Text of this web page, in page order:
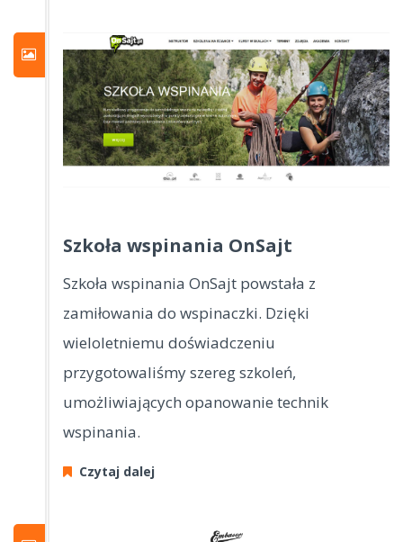
Szkoła wspinania OnSajt
Szkoła wspinania OnSajt powstała z
zamiłowania do wspinaczki. Dzięki
wieloletniemu doświadczeniu
przygotowaliśmy szereg szkoleń,
umożliwiających opanowanie technik
wspinania.
Czytaj dalej